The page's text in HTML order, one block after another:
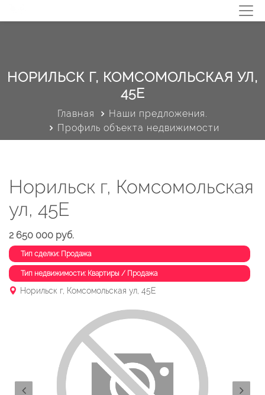
НОРИЛЬСК Г, КОМСОМОЛЬСКАЯ УЛ,
45Е
Главная
Наши предложения.
Профиль объекта недвижимости
Норильск г, Комсомольская
ул, 45Е
2 650 000 руб.
Тип сделки: Продажа
Тип недвижимости: Квартиры / Продажа
Норильск г, Комсомольская ул, 45Е